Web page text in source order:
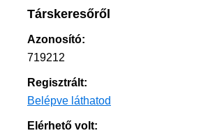
Társkeresőről
Azonosító:
719212
Regisztrált:
Belépve láthatod
Elérhető volt: